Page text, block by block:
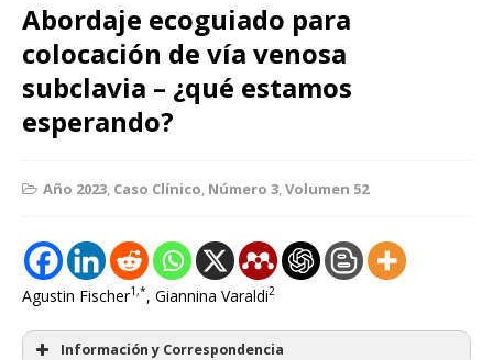
Abordaje ecoguiado para
colocación de vía venosa
subclavia – ¿qué estamos
esperando?
Año 2023, Caso Clínico, Número 3,Volumen 52
Agustin Fischer1,*, Giannina Varaldi2
Información y Correspondencia